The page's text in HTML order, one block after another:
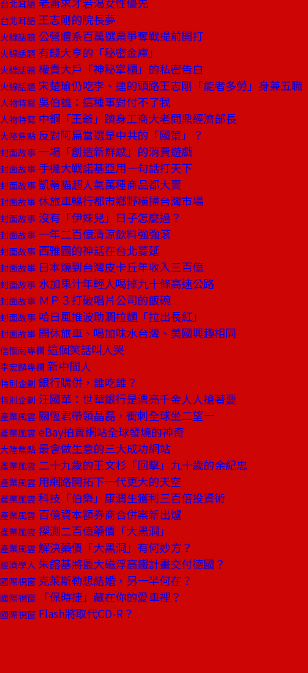
台北耳語
台北耳語 王志剛的院長夢
火線話題 公營體系百萬選票爭奪戰提前開打
火線話題 有錢大亨的「秘密金庫」
火線話題 權貴大戶「神秘掌櫃」的私密告白
火線話題 宋楚瑜仍吃李、連的頭路王志剛「能者多勞」身兼五職
人物特寫 吳伯雄：這種事對付不了我
人物特寫 中鋼「王爺」躋身工商大老問鼎經濟部長
大陸焦點 反對阿扁當選是中共的「國策」？
封面故事 一場「創造新鮮感」的消費遊戲
封面故事 手機大戰諾基亞用一句話打天下
封面故事 凱蒂貓超人氣萬種商品都大賣
封面故事 休旅車暢行都市鄉野橫掃台灣市場
封面故事 沒有「伊妹兒」日子怎麼過？
封面故事 一年二百億清涼飲料強強滾
封面故事 西雅圖的神話在台北蔓延
封面故事 日本燒到台灣皮卡丘年收入三百億
封面故事 水加果汁年輕人喝掉九十條高速公路
封面故事 ＭＰ３打破唱片公司的飯碗
封面故事 哈日風推波助瀾拉麵「拉出長紅」
封面故事 開休旅車、喝加味水台灣、美國興趣相同
信懷南專欄 這個笑話叫人哭
李宏麟專欄 新中間人
特別企劃 銀行購併，誰吃誰？
特別企劃 汪國華：世華銀行是漂亮千金人人搶著要
產業風雲 關恆君帶領晶磊，衝刺全球坐二望一
產業風雲 eBay拍賣網站全球發燒的神奇
大陸焦點 最會做生意的三大成功網站
產業風雲 二十九歲的王文杉「回擊」九十歲的余紀忠
產業風雲 用網路開拓下一代更大的天空
產業風雲 科技「伯樂」康潤生獲利三百倍投資術
產業風雲 百億資本額券商合併案新出爐
產業風雲 探測二百億藥價「大黑洞」
產業風雲 解決藥價「大黑洞」有何妙方？
經濟學人 朱鎔基將最大磁浮高鐵計畫交付德國？
國際視窗 克萊斯勒想結婚，另一半何在？
國際視窗 「保時捷」藏在你的愛車裡？
國際視窗 Flash將取代CD-R？